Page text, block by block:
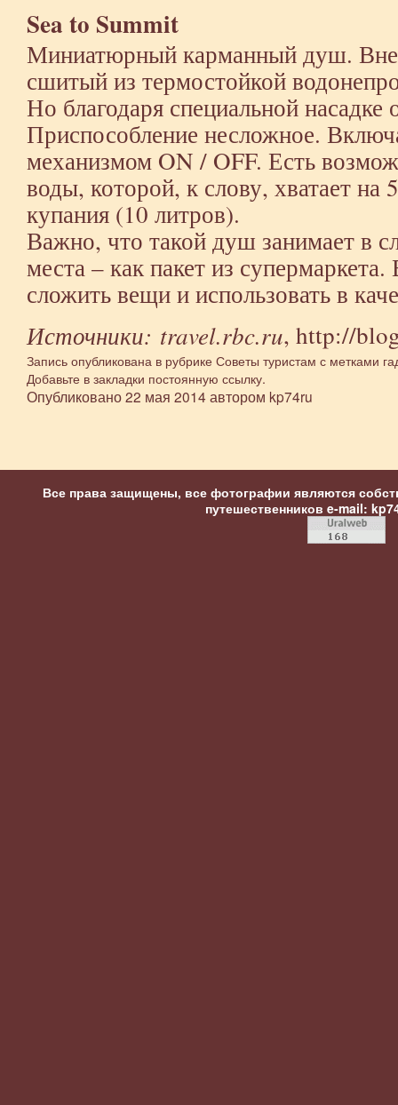
Sea to Summit
Миниатюрный карманный душ.
сшитый из термостойкой
Но благодаря специальной
Приспособление несложное.
механизмом ON / OFF. Есть
воды, которой, к слову, хватает на
купания (10 литров).
Важно, что такой душ занимает в
места – как пакет из
сложить вещи и использовать в
Источники: travel.rbc.ru, http://
Запись опубликована в рубрике Советы туристам с метками
Добавьте в закладки постоянную ссылку.
Опубликовано22 мая 2014 автором kp74ru
Все права защищены, все фотографии являются
путешественников e-mail: